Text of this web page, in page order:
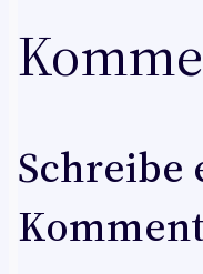
Schreibe